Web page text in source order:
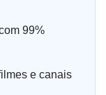
99%
e canais